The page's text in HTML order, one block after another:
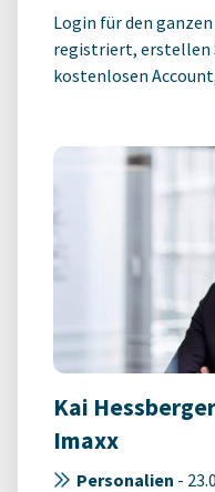
Login für den
registriert, erstellen
kostenlosen
Kai
Imaxx
Personalien -